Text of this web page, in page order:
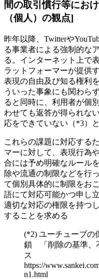
間の取引慣行等にお
（個人）の観点]
昨年以降、Twitterや
る事業者による強制的な
る。インターネット上で
ラットフォーマーが提供
表現の自由及び知る権利
ういった事象にも関わら
ると同時に、利用者が個
わせても返答が得られな
応をできていない（*3）
これらの課題に対応する
マーに対して、表現行為
合には予め明確なルール
除や流通の制限などを行
て個別具体的に制限をお
語にて対応可能かつ申し
適切な対応の権限を持つ
することを求める
(*2) ユーチューブの
鎖 「削除の基準、
ス
https://
n1.html